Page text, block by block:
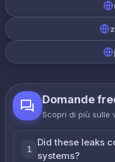
Domande
Scopri di più sulle
1
Did these leaks
systems?